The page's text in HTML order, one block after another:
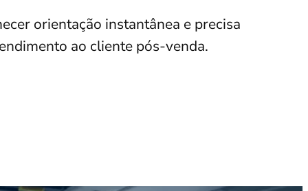
orientação instantânea e precisa
ao cliente pós-venda.